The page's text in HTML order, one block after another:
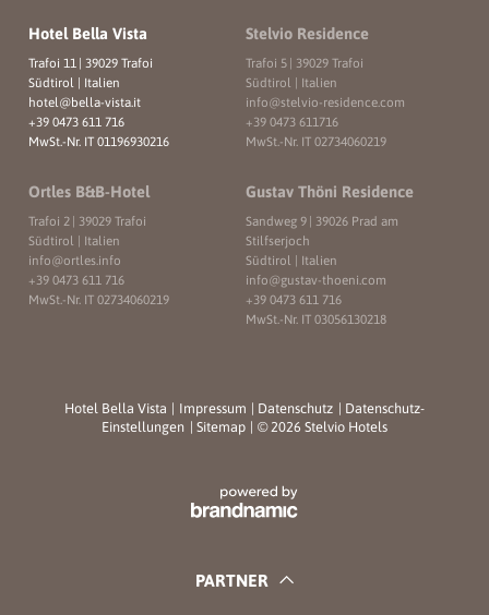
Hotel Bella Vista
Trafoi 11 39029 Trafoi
Südtirol | Italien
hotel@bella-vista.it
+39 0473 611 716
MwSt.-Nr. IT 01196930216
Stelvio Residence
Trafoi 5
39029 Trafoi
Südtirol | Italien
info@stelvio-residence.com
+39 0473 611716
MwSt.-Nr. IT 02734060219
Ortles B&B-Hotel
Trafoi 2
39029 Trafoi
Südtirol | Italien
info@ortles.info
+39 0473 611 716
MwSt.-Nr. IT 02734060219
Gustav Thöni Residence
Sandweg 9
39026 Prad am
Stilfserjoch
Südtirol | Italien
info@gustav-thoeni.com
+39 0473 611 716
MwSt.-Nr. IT 03056130218
Hotel Bella Vista | Impressum | Datenschutz | Datenschutz-
Einstellungen | Sitemap | © 2026 Stelvio Hotels
PARTNER